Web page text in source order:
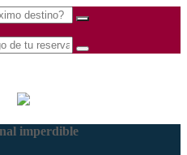
imperdible